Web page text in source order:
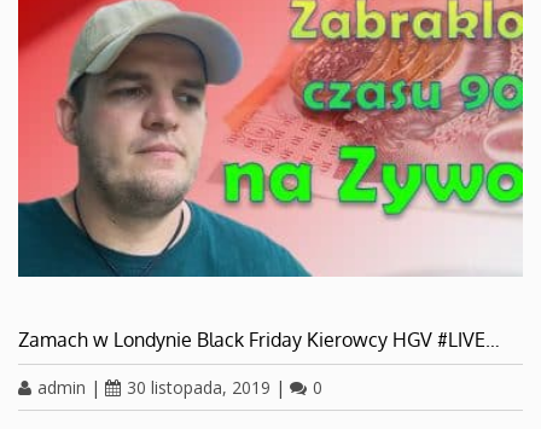
Zamach w Londynie Black Friday Kierowcy HGV #LIVE…
admin | 30 listopada, 2019 | 0